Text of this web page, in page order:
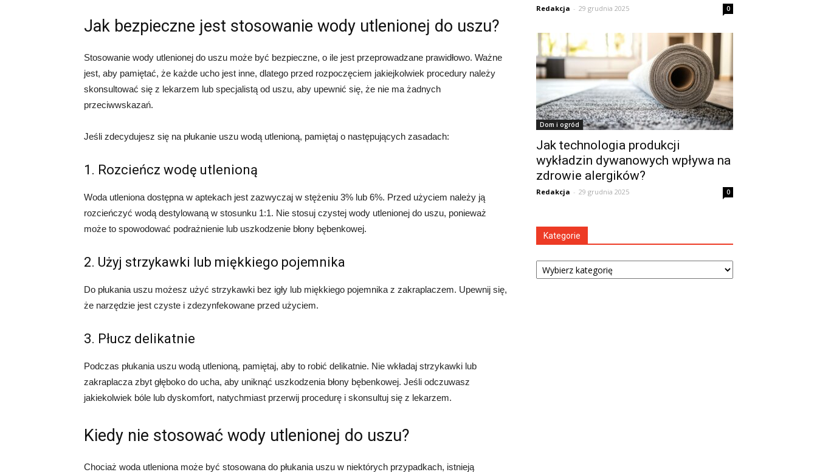
Jak bezpieczne jest stosowanie wody utlenionej do uszu?
Stosowanie wody utlenionej do uszu może być bezpieczne, o ile jest przeprowadzane prawidłowo. Ważne
jest, aby pamiętać, że każde ucho jest inne, dlatego przed rozpoczęciem jakiejkolwiek procedury należy
skonsultować się z lekarzem lub specjalistą od uszu, aby upewnić się, że nie ma żadnych
przeciwwskazań.
Jeśli zdecydujesz się na płukanie uszu wodą utlenioną, pamiętaj o następujących zasadach:
1. Rozcieńcz wodę utlenioną
Woda utleniona dostępna w aptekach jest zazwyczaj w stężeniu 3% lub 6%. Przed użyciem należy ją
rozcieńczyć wodą destylowaną w stosunku 1:1. Nie stosuj czystej wody utlenionej do uszu, ponieważ
może to spowodować podrażnienie lub uszkodzenie błony bębenkowej.
2. Użyj strzykawki lub miękkiego pojemnika
Do płukania uszu możesz użyć strzykawki bez igły lub miękkiego pojemnika z zakraplaczem. Upewnij się,
że narzędzie jest czyste i zdezynfekowane przed użyciem.
3. Płucz delikatnie
Podczas płukania uszu wodą utlenioną, pamiętaj, aby to robić delikatnie. Nie wkładaj strzykawki lub
zakraplacza zbyt głęboko do ucha, aby uniknąć uszkodzenia błony bębenkowej. Jeśli odczuwasz
jakiekolwiek bóle lub dyskomfort, natychmiast przerwij procedurę i skonsultuj się z lekarzem.
Kiedy nie stosować wody utlenionej do uszu?
Chociaż woda utleniona może być stosowana do płukania uszu w niektórych przypadkach, istnieją
Redakcja - 29 grudnia 2025 0
Dom i ogród
Jak technologia produkcji
wykładzin dywanowych wpływa na
zdrowie alergików?
Redakcja - 29 grudnia 2025 0
Kategorie
Kategorie